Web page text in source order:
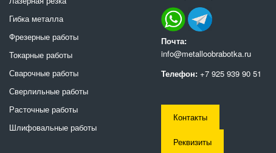
Гибка металла
Фрезерные работы
Токарные работы
Сварочные работы
Сверлильные работы
Расточные работы
Шлифовальные работы
Почта:
info@metalloobrabotka.ru
Телефон: +7 925 939 90 51
Контакты
Реквизиты